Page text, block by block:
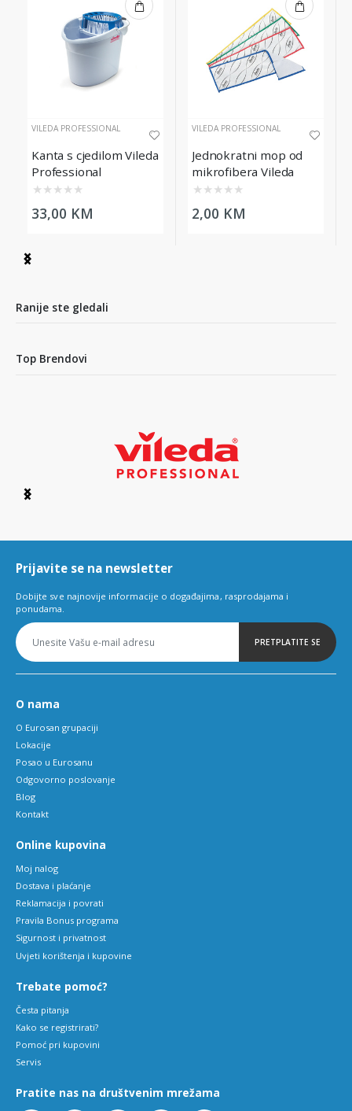
VILEDA PROFESSIONAL
Kanta s cjedilom Vileda
Professional
SuperMop, 10L, siva
★ ★ ★ ★ ★
33,00 KM
VILEDA PROFESSIONAL
Jednokratni mop od
mikrofibera Vileda
Professional
MicroOne, 40cm,
zeleni
★ ★ ★ ★ ★
2,00 KM
Item
4
Ranije ste gledali
Top Brendovi
Item
6
Prijavite se na newsletter
Dobijte sve najnovije informacije o događajima, rasprodajama i
ponudama.
PRETPLATITE SE
O nama
O Eurosan grupaciji
Lokacije
Posao u Eurosanu
Odgovorno poslovanje
Blog
Kontakt
Online kupovina
Moj nalog
Dostava i plaćanje
Reklamacija i povrati
Pravila Bonus programa
Sigurnost i privatnost
Uvjeti korištenja i kupovine
Trebate pomoć?
Česta pitanja
Kako se registrirati?
Pomoć pri kupovini
Servis
Pratite nas na društvenim mrežama